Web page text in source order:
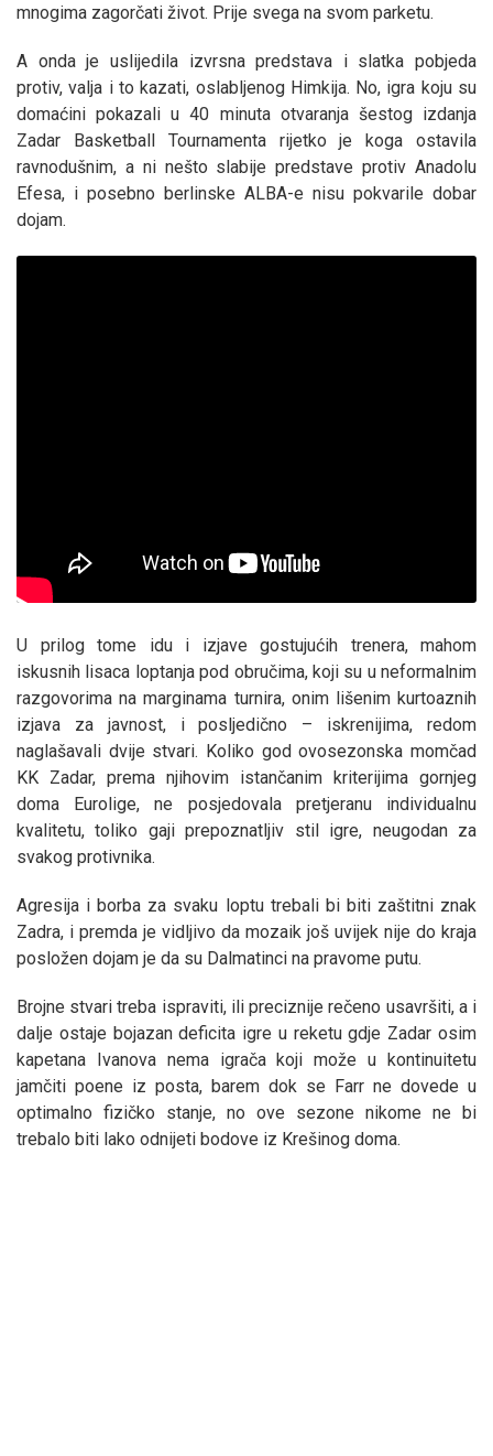
mnogima zagorčati život. Prije svega na svom parketu.
A onda je uslijedila izvrsna predstava i slatka pobjeda
protiv, valja i to kazati, oslabljenog Himkija. No, igra koju su
domaćini pokazali u 40 minuta otvaranja šestog izdanja
Zadar Basketball Tournamenta rijetko je koga ostavila
ravnodušnim, a ni nešto slabije predstave protiv Anadolu
Efesa, i posebno berlinske ALBA-e nisu pokvarile dobar
dojam.
U prilog tome idu i izjave gostujućih trenera, mahom
iskusnih lisaca loptanja pod obručima, koji su u neformalnim
razgovorima na marginama turnira, onim lišenim kurtoaznih
izjava za javnost, i posljedično – iskrenijima, redom
naglašavali dvije stvari. Koliko god ovosezonska momčad
KK Zadar, prema njihovim istančanim kriterijima gornjeg
doma Eurolige, ne posjedovala pretjeranu individualnu
kvalitetu, toliko gaji prepoznatljiv stil igre, neugodan za
svakog protivnika.
Agresija i borba za svaku loptu trebali bi biti zaštitni znak
Zadra, i premda je vidljivo da mozaik još uvijek nije do kraja
posložen dojam je da su Dalmatinci na pravome putu.
Brojne stvari treba ispraviti, ili preciznije rečeno usavršiti, a i
dalje ostaje bojazan deficita igre u reketu gdje Zadar osim
kapetana Ivanova nema igrača koji može u kontinuitetu
jamčiti poene iz posta, barem dok se Farr ne dovede u
optimalno fizičko stanje, no ove sezone nikome ne bi
trebalo biti lako odnijeti bodove iz Krešinog doma.